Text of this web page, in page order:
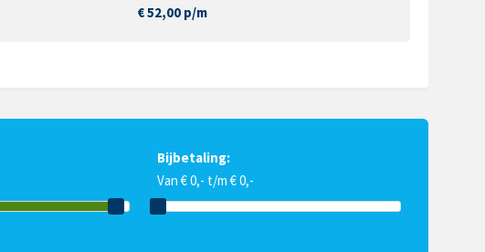
€ 52,00 p/m
Bijbetaling:
Van € 0,- t/m € 0,-